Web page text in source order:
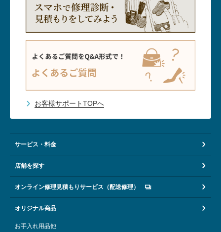
お客様サポートTOPへ
サービス・料金
店舗を探す
オンライン修理見積もりサービス（配送修理）
オリジナル商品
お手入れ用品他